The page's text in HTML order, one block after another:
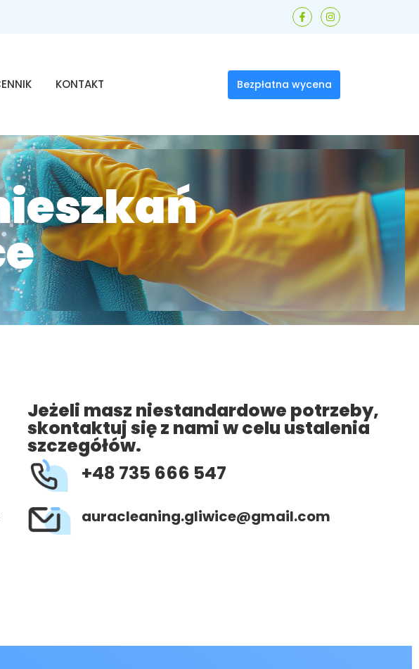
KONTAKT Bezpłatna wycena
Jeżeli masz niestandardowe potrzeby,
skontaktuj się z nami w celu ustalenia
szczegółów.
+48 735 666 547
auracleaning.gliwice@gmail.com